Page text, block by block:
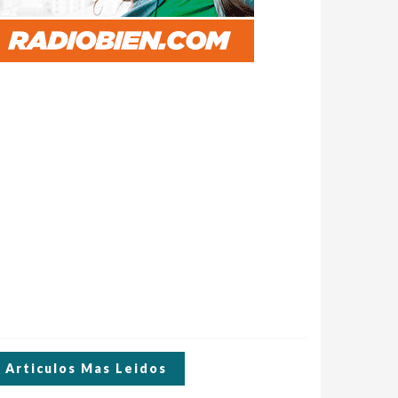
Articulos Mas Leidos